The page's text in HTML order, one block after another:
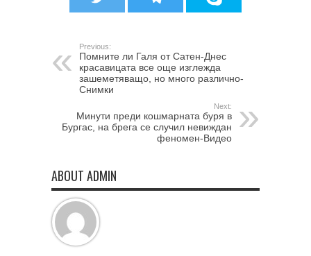
Previous:
Помните ли Галя от Сатен-Днес
красавицата все още изглежда
зашеметяващо, но много различно-
Снимки
Next:
Минути преди кошмарната буря в
Бургас, на брега се случил невиждан
феномен-Видео
ABOUT ADMIN